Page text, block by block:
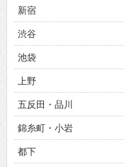
新宿
渋谷
池袋
上野
五反田・品川
錦糸町・小岩
都下